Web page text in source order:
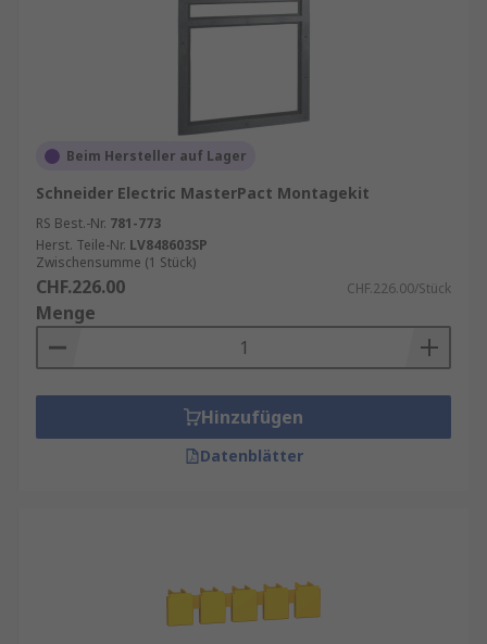
Beim Hersteller auf Lager
Schneider Electric MasterPact Montagekit
RS Best.-Nr. 781-773
Herst. Teile-Nr. LV848603SP
Zwischensumme (1 Stück)
CHF.226.00 CHF.226.00/Stück
Menge
Hinzufügen
Datenblätter